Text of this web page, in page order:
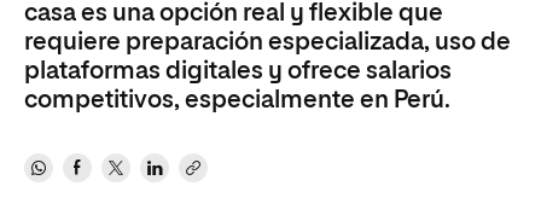
casa es una opción real y flexible que
requiere preparación especializada, uso de
plataformas digitales y ofrece salarios
competitivos, especialmente en Perú.